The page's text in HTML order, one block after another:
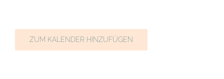
ZUM KALENDER HINZUFÜGEN